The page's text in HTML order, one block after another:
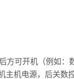
方可开机（例如：
主机电源，后关数